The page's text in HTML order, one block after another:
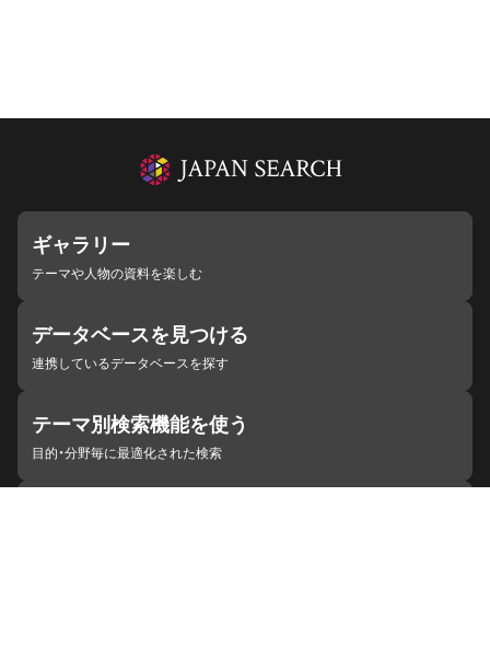
ギャラリー
テーマや人物の資料を楽しむ
データベースを見つける
連携しているデータベースを探す
テーマ別検索機能を使う
目的・分野毎に最適化された検索